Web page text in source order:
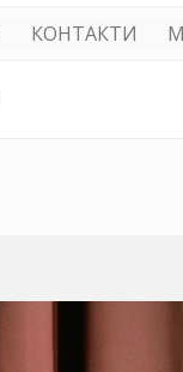
КОНТАКТИ